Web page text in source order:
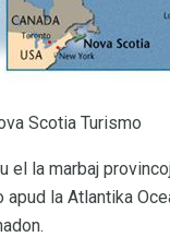
Scotia Turismo
el la marbaj
apud la Atlantika